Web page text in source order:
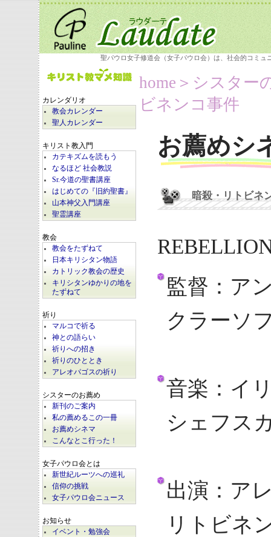
聖パウロ女子修道会（女子パウロ会）は、社会的コミ
カレンダリオ
教会カレンダー
聖人カレンダー
キリスト教入門
カテキズムを読もう
なるほど 社会教説
Sr.今道の聖書講座
はじめての『旧約聖書』
山本神父入門講座
聖霊講座
教会
教会をたずねて
日本キリシタン物語
カトリック教会の歴史
キリシタンゆかりの地を
たずねて
祈り
マルコで祈る
神との語らい
祈りへの招き
祈りのひととき
アレオパゴスの祈り
シスターのお薦め
新刊のご案内
私の薦めるこの一冊
お薦めシネマ
こんなとこ行った！
女子パウロ会とは
新世紀ルーツへの巡礼
信仰の挑戦
女子パウロ会ニュース
お知らせ
イベント・勉強会
home ＞シスター
ビネンコ事件
お薦めシ
暗殺・リトビネ
監督：ア
クラーソ
音楽：イ
シェフス
出演：ア
リトビネ